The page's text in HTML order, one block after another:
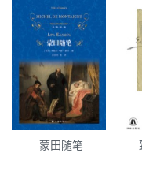
蒙田随笔